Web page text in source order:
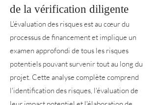
de la vérification diligente
L'évaluation des risques est au cœur du
processus de financement et implique un
examen approfondi de tous les risques
potentiels pouvant survenir tout au long du
projet. Cette analyse complète comprend
l'identification des risques, l'évaluation de